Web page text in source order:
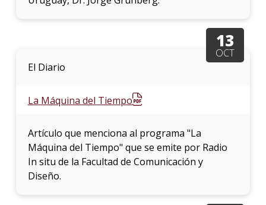
13
OCT
El Diario
La Máquina del Tiempo
Artículo que menciona al programa "La
Máquina del Tiempo" que se emite por Radio
In situ de la Facultad de Comunicación y
Diseño.